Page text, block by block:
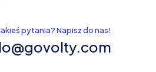
pytania? Napisz do nas!